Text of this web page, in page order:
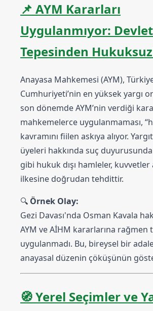
📌 AYM Kararları
Uygulanmıyor:
Tepesinden
Anayasa Mahkemesi (AYM),
Cumhuriyeti’nin en yüksek yargı
son dönemde AYM’nin verdiği
mahkemelerce uygulanmaması,
kavramını fiilen askıya alıyor.
üyeleri hakkında suç
gibi hukuk dışı hamleler, kuvvetler
ilkesine doğrudan tehdittir.
🔍 Örnek Olay:
Gezi Davası'nda Osman Kavala
AYM ve AİHM kararlarına rağmen
uygulanmadı. Bu, bireysel bir
anayasal düzenin çöküşünün
🧭Yerel Seçimler ve